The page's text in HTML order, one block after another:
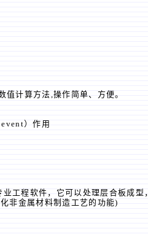
计算方法,操作简单、方便。
）作用
工程软件，它可以处理层合板成型
金属材料制造工艺的功能)